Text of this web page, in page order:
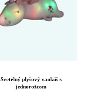
Svetelný plyšový vankúš s
jednorožcom